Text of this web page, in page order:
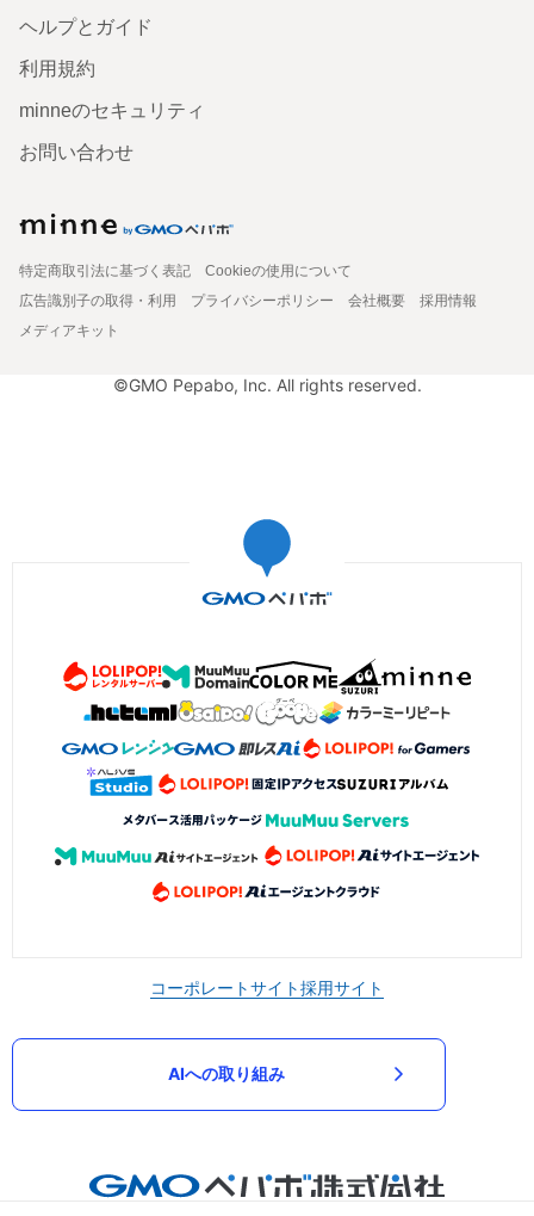
ヘルプとガイド
利用規約
minneのセキュリティ
お問い合わせ
特定商取引法に基づく表記
Cookieの使用について
広告識別子の取得・利用
プライバシーポリシー 会社概要
採用情報
メディアキット
©GMO Pepabo, Inc. All rights reserved.
コーポレートサイト採用サイト
AIへの取り組み